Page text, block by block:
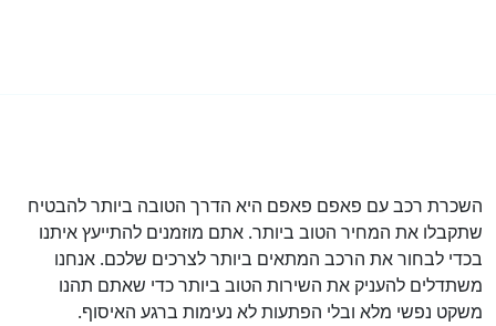
השכרת רכב עם פאפם פאפם היא הדרך הטובה ביותר להבטיח
שתקבלו את המחיר הטוב ביותר. אתם מוזמנים להתייעץ איתנו
בכדי לבחור את הרכב המתאים ביותר לצרכים שלכם. אנחנו
משתדלים להעניק את השירות הטוב ביותר כדי שאתם תהנו
משקט נפשי מלא ובלי הפתעות לא נעימות ברגע האיסוף.